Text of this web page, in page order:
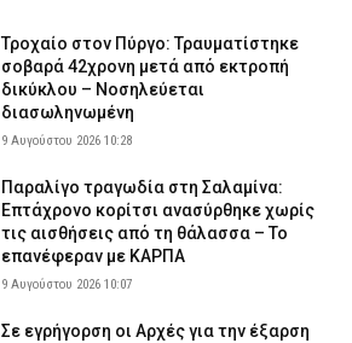
Τροχαίο στον Πύργο: Τραυματίστηκε
σοβαρά 42χρονη μετά από εκτροπή
δικύκλου – Νοσηλεύεται
διασωληνωμένη
9 Αυγούστου 2026 10:28
Παραλίγο τραγωδία στη Σαλαμίνα:
Επτάχρονο κορίτσι ανασύρθηκε χωρίς
τις αισθήσεις από τη θάλασσα – Το
επανέφεραν με ΚΑΡΠΑ
9 Αυγούστου 2026 10:07
Σε εγρήγορση οι Αρχές για την έξαρση